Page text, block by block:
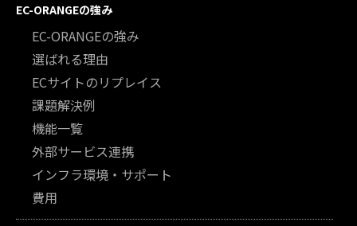
EC-ORANGEの強み
EC-ORANGEの強み
選ばれる理由
ECサイトのリプレイス
課題解決例
機能一覧
外部サービス連携
インフラ環境・サポート
費用